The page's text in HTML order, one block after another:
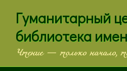
Гуманитарный
библиотека
Чтение — только начало,